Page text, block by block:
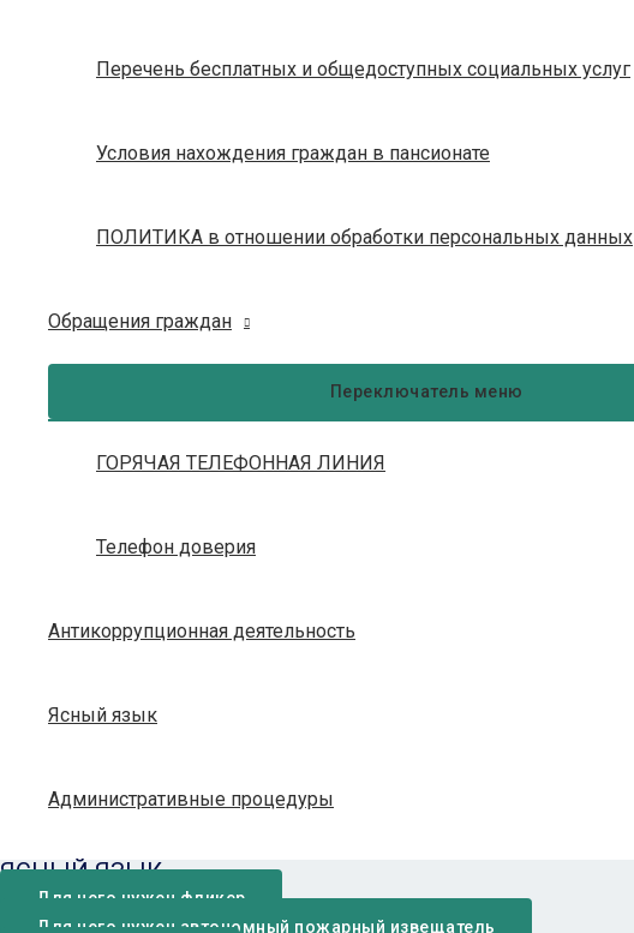
Перечень бесплатных и общедоступных социальных услуг
Условия нахождения граждан в пансионате
ПОЛИТИКА в отношении обработки персональных данных
Обращения граждан
Переключатель меню
ГОРЯЧАЯ ТЕЛЕФОННАЯ ЛИНИЯ
Телефон доверия
Антикоррупционная деятельность
Ясный язык
Административные процедуры
ЯСНЫЙ ЯЗЫК
Для чего нужен фликер
Для чего нужен автономный пожарный извещатель